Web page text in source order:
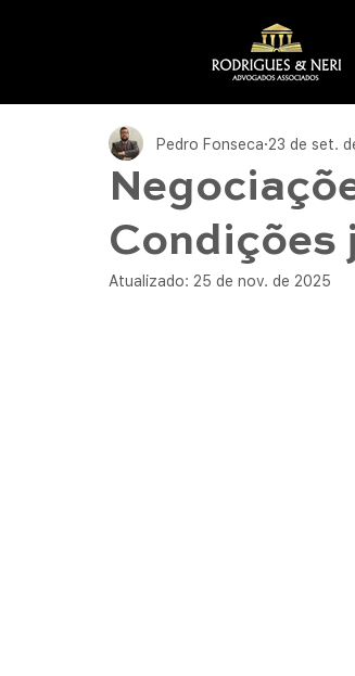
Condições
Pedro Fonseca 23 de set.
Atualizado: 25 de nov. de 2025